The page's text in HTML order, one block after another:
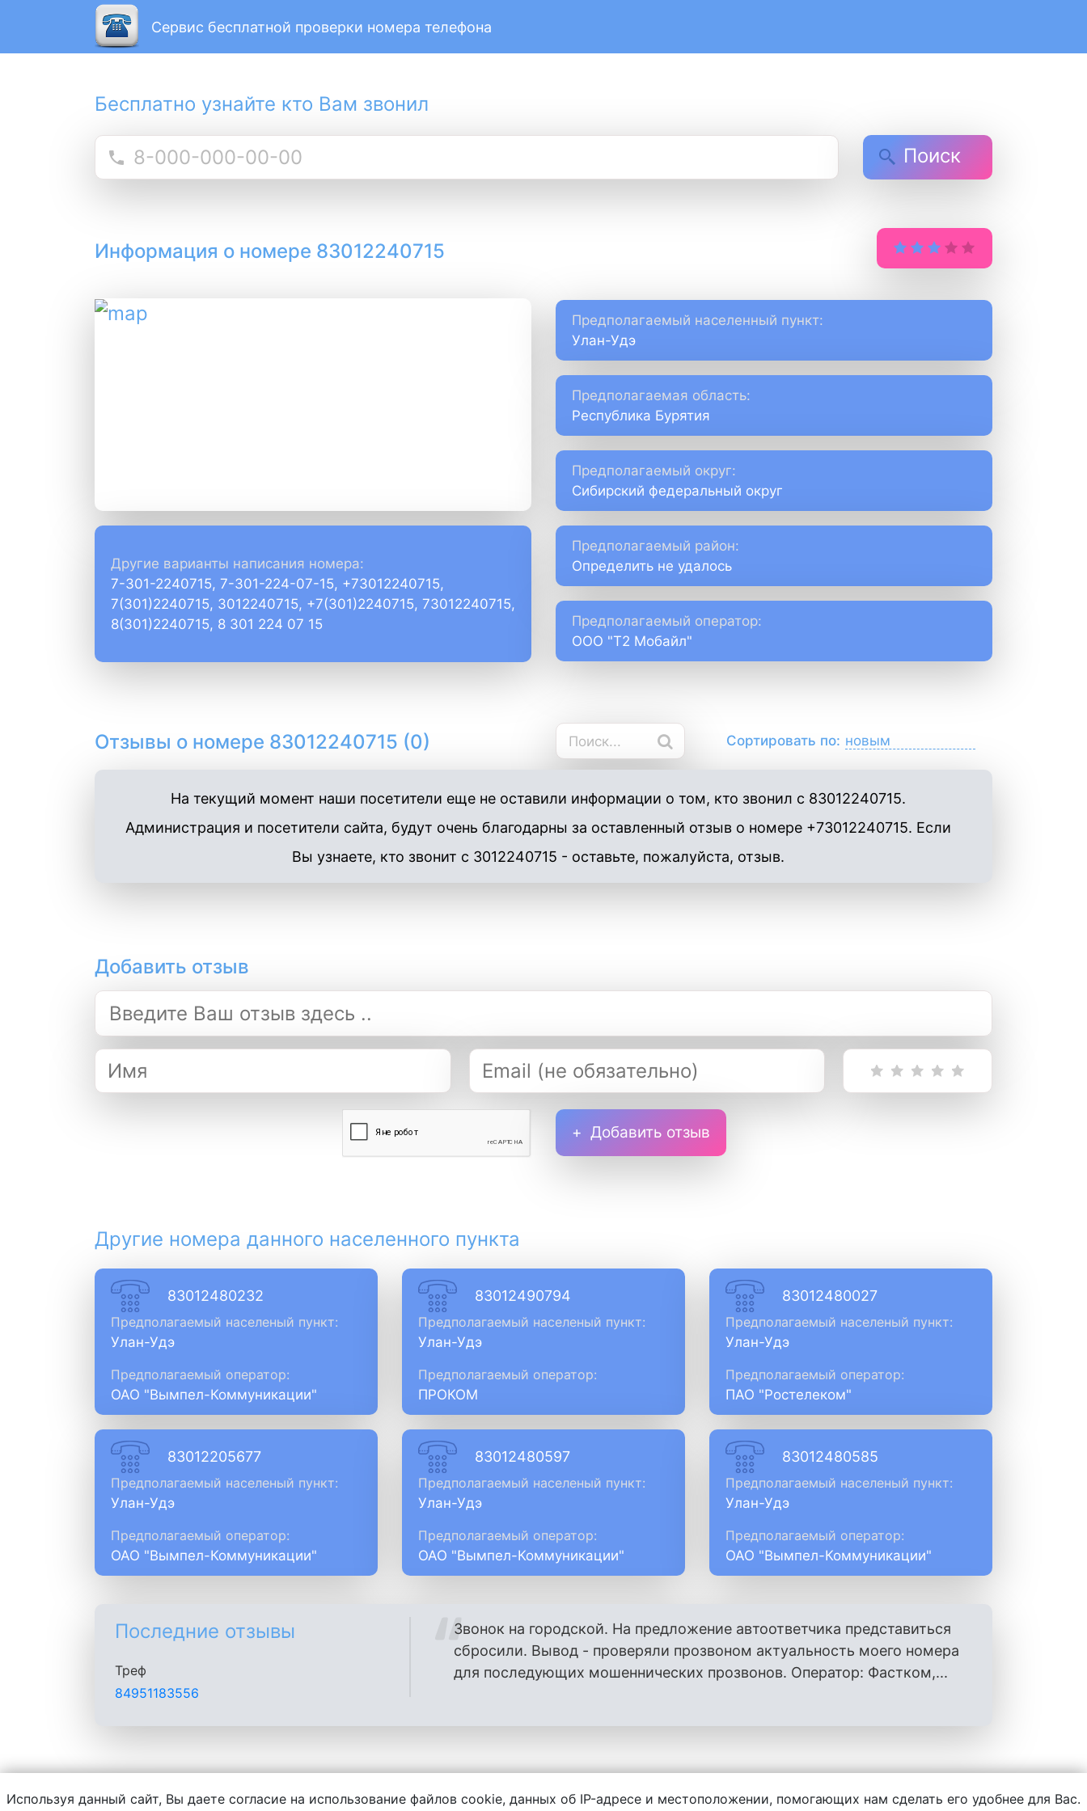
Сервис бесплатной проверки номера телефона
Бесплатно узнайте кто Вам звонил
Поиск
Информация о номере 83012240715
Предполагаемый населенный пункт:
Улан-Удэ
Предполагаемая область:
Республика Бурятия
Предполагаемый округ:
Сибирский федеральный округ
Другие варианты написания номера:
7-301-2240715, 7-301-224-07-15, +73012240715,
7(301)2240715, 3012240715, +7(301)2240715, 73012240715,
8(301)2240715, 8 301 224 07 15
Предполагаемый район:
Определить не удалось
Предполагаемый оператор:
ООО "Т2 Мобайл"
Отзывы о номере 83012240715 (0) Сортировать по:
На текущий момент наши посетители еще не оставили информации о том, кто звонил с 83012240715.
Администрация и посетители сайта, будут очень благодарны за оставленный отзыв о номере +73012240715. Если
Вы узнаете, кто звонит с 3012240715 - оставьте, пожалуйста, отзыв.
Добавить отзыв
Добавить отзыв
Другие номера данного населенного пункта
83012480232
Предполагаемый населеный пункт:
Улан-Удэ
Предполагаемый оператор:
ОАО "Вымпел-Коммуникации"
83012490794
Предполагаемый населеный пункт:
Улан-Удэ
Предполагаемый оператор:
ПРОКОМ
83012480027
Предполагаемый населеный пункт:
Улан-Удэ
Предполагаемый оператор:
ПАО "Ростелеком"
83012205677
Предполагаемый населеный пункт:
Улан-Удэ
Предполагаемый оператор:
ОАО "Вымпел-Коммуникации"
83012480597
Предполагаемый населеный пункт:
Улан-Удэ
Предполагаемый оператор:
ОАО "Вымпел-Коммуникации"
83012480585
Предполагаемый населеный пункт:
Улан-Удэ
Предполагаемый оператор:
ОАО "Вымпел-Коммуникации"
Последние отзывы
Треф
84951183556
Звонок на городской. На предложение автоответчика представиться
сбросили. Вывод - проверяли прозвоном актуальность моего номера
для последующих мошеннических прозвонов. Оператор: Фастком,...
Администрация сайта не несет ответственности за содержание комментариев, любой другой информации, написанной пользователями.
Используя данный сайт, Вы даете согласие на использование файлов cookie, данных об IP-адресе и местоположении, помогающих нам сделать его удобнее для Вас.